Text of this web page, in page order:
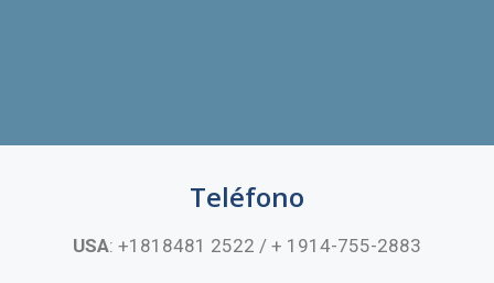
Teléfono
USA: +1818481 2522 / + 1914-755-2883